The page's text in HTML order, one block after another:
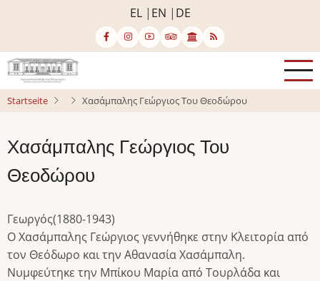
EL EN DE
Startseite Χασάμπαλης Γεώργιος Του Θεοδώρου
Χασάμπαλης Γεώργιος Του
Θεοδώρου
Γεωργός(1880-1943)
Ο Χασάμπαλης Γεώργιος γεννήθηκε στην Κλειτορία από
τον Θεόδωρο και την Αθανασία Χασάμπαλη.
Νυμφεύτηκε την Μπίκου Μαρία από Τουρλάδα και